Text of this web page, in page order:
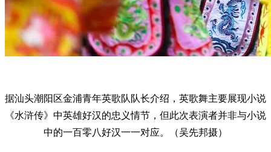
据汕头潮阳区金浦青年英歌队队长介绍，英歌舞主要展现小说
《水浒传》中英雄好汉的忠义情节，但此次表演者并非与小说
中的一百零八好汉一一对应。（吴先邦摄）